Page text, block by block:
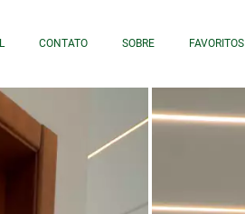
CONTATO SOBRE FAVORITOS